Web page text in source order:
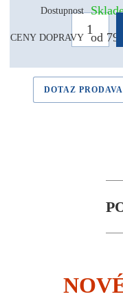
Dostupnost
CENY DOPRAVY od
DOTAZ